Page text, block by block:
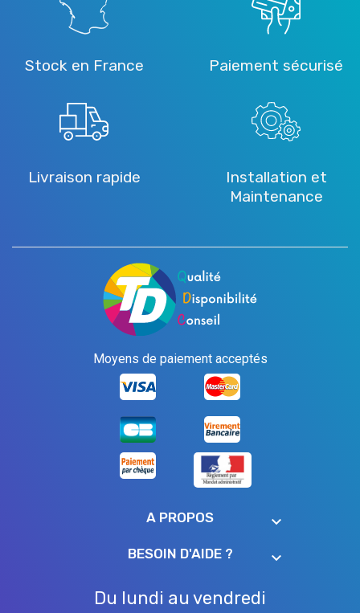
Stock en France Paiement sécurisé
Livraison rapide
Installation et
Maintenance
Moyens de paiement acceptés
A PROPOS keyboard_arrow_down
BESOIN D'AIDE ? keyboard_arrow_down
Du lundi au vendredi